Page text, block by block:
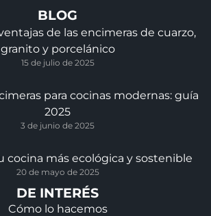
BLOG
de las encimeras de cuarzo,
granito y porcelánico
15 de julio de 2025
para cocinas modernas: guía
2025
3 de junio de 2025
cocina más ecológica y sostenible
20 de mayo de 2025
DE INTERÉS
Cómo lo hacemos